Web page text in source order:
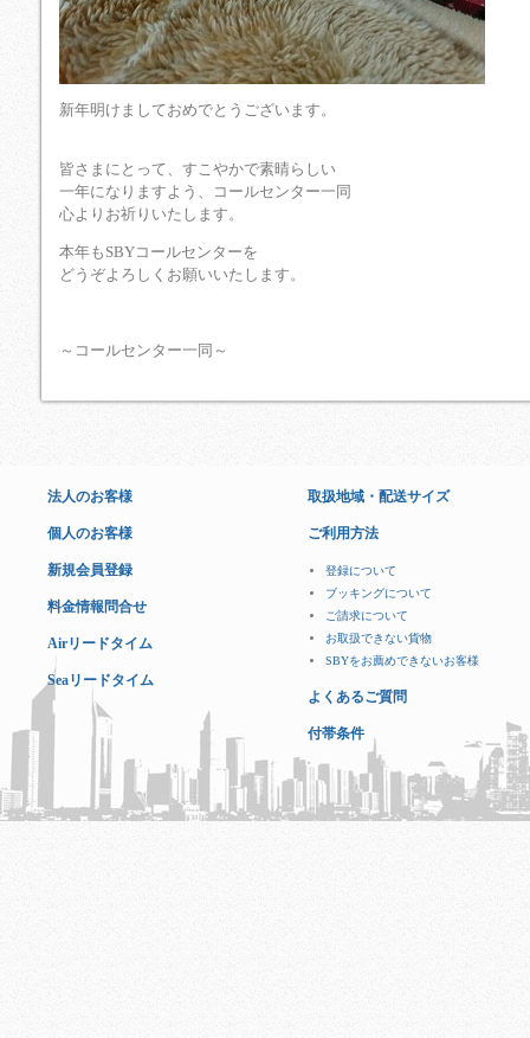
新年明けましておめでとうございます。
皆さまにとって、すこやかで素晴らしい
一年になりますよう、コールセンター一同
心よりお祈りいたします。
本年もSBYコールセンターを
どうぞよろしくお願いいたします。
～コールセンター一同～
法人のお客様
個人のお客様
新規会員登録
料金情報問合せ
Airリードタイム
Seaリードタイム
取扱地域・配送サイズ
ご利用方法
登録について
ブッキングについて
ご請求について
お取扱できない貨物
SBYをお薦めできないお客様
よくあるご質問
付帯条件